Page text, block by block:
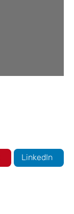
LinkedIn